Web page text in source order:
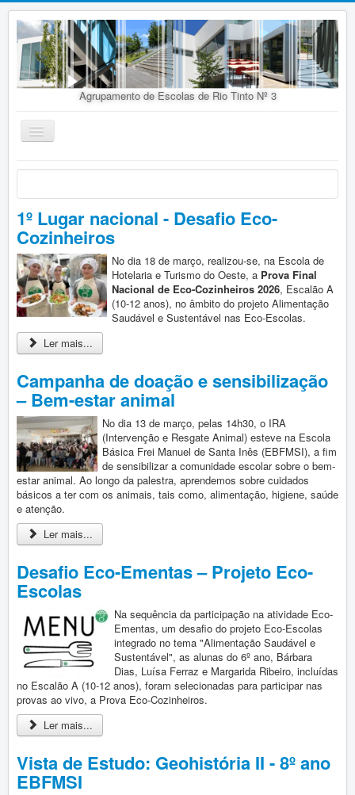
Agrupamento de Escolas de Rio Tinto Nº 3
Ativar/Desativar
navegação
Início
Agrupamento
Organização
Doc. Orientadores
Oferta Educativa
Alunos
Concursos
Vida Escolar
Contactos
Entrada
1º Lugar nacional - Desafio Eco-
Cozinheiros
No dia 18 de março, realizou-se, na Escola de
Hotelaria e Turismo do Oeste, a Prova Final
Nacional de Eco-Cozinheiros 2026, Escalão A
(10-12 anos), no âmbito do projeto Alimentação
Saudável e Sustentável nas Eco-Escolas.
Ler mais...
Campanha de doação e sensibilização
– Bem-estar animal
No dia 13 de março, pelas 14h30, o IRA
(Intervenção e Resgate Animal) esteve na Escola
Básica Frei Manuel de Santa Inês (EBFMSI), a fim
de sensibilizar a comunidade escolar sobre o bem-
estar animal. Ao longo da palestra, aprendemos sobre cuidados
básicos a ter com os animais, tais como, alimentação, higiene, saúde
e atenção.
Ler mais...
Desafio Eco-Ementas – Projeto Eco-
Escolas
Na sequência da participação na atividade Eco-
Ementas, um desafio do projeto Eco-Escolas
integrado no tema "Alimentação Saudável e
Sustentável", as alunas do 6º ano, Bárbara
Dias, Luísa Ferraz e Margarida Ribeiro, incluídas
no Escalão A (10-12 anos), foram selecionadas para participar nas
provas ao vivo, a Prova Eco-Cozinheiros.
Ler mais...
Vista de Estudo: Geohistória II - 8º ano
EBFMSI